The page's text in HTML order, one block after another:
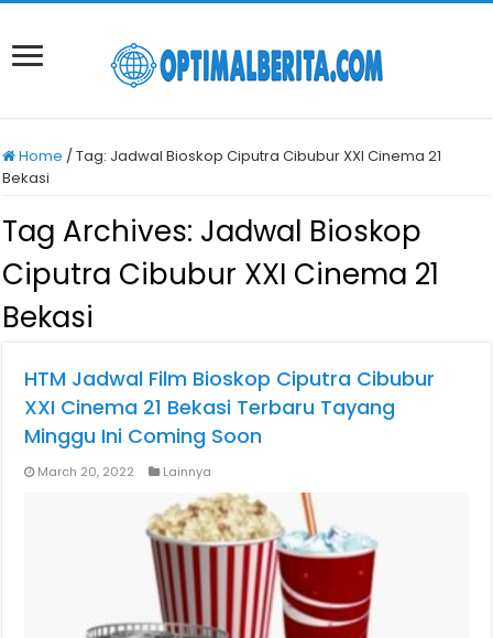
Home /Tag: Jadwal Bioskop Ciputra Cibubur XXI Cinema 21
Bekasi
Tag Archives: Jadwal Bioskop
Ciputra Cibubur XXI Cinema 21
Bekasi
HTM Jadwal Film Bioskop Ciputra Cibubur
XXI Cinema 21 Bekasi Terbaru Tayang
Minggu Ini Coming Soon
March 20, 2022 Lainnya